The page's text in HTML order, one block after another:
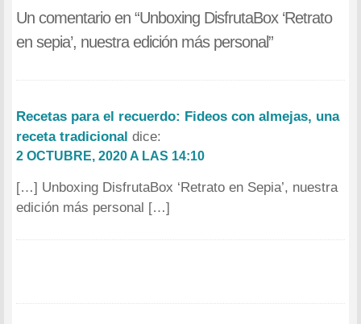
Un comentario en “Unboxing DisfrutaBox ‘Retrato
en sepia’, nuestra edición más personal”
Recetas para el recuerdo: Fideos con almejas, una
receta tradicional dice:
2 OCTUBRE, 2020 A LAS 14:10
[…] Unboxing DisfrutaBox ‘Retrato en Sepia’, nuestra
edición más personal […]